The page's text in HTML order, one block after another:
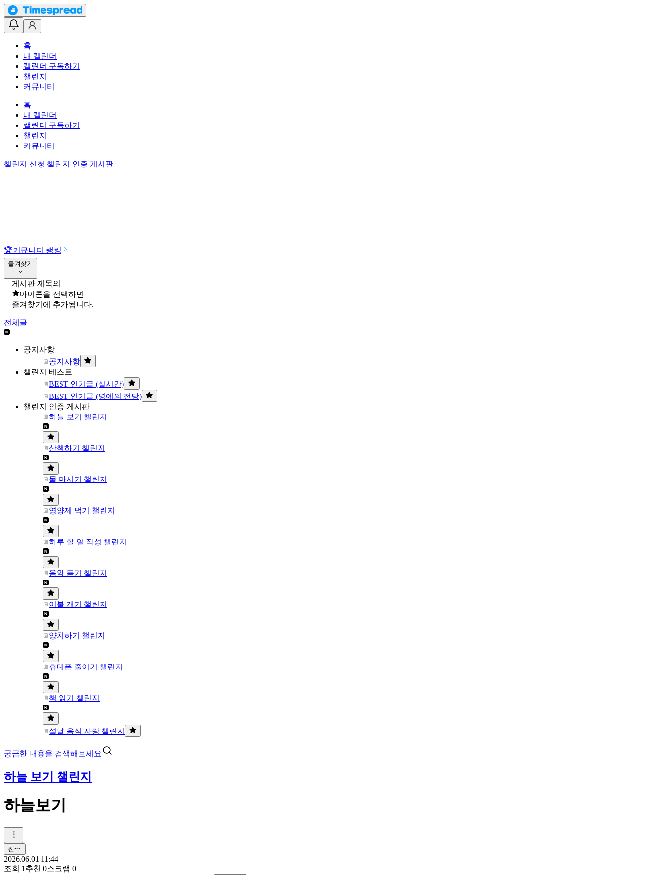
홈
내 캘린더
캘린더 구독하기
챌린지
커뮤니티
홈
내 캘린더
캘린더 구독하기
챌린지
커뮤니티
챌린지 신청 챌린지 인증 게시판
🏆커뮤니티 랭킹
즐겨찾기
게시판 제목의
아이콘을 선택하면
즐겨찾기에 추가됩니다.
전체글
공지사항
공지사항
챌린지 베스트
BEST 인기글 (실시간)
BEST 인기글 (명예의 전당)
챌린지 인증 게시판
하늘 보기 챌린지
산책하기 챌린지
물 마시기 챌린지
영양제 먹기 챌린지
하루 할 일 작성 챌린지
음악 듣기 챌린지
이불 개기 챌린지
양치하기 챌린지
휴대폰 줄이기 챌린지
책 읽기 챌린지
설날 음식 자랑 챌린지
궁금한 내용을 검색해보세요
하늘 보기 챌린지
하늘보기
진~~
2026.06.01 11:44
조회 1 추천 0스크랩 0